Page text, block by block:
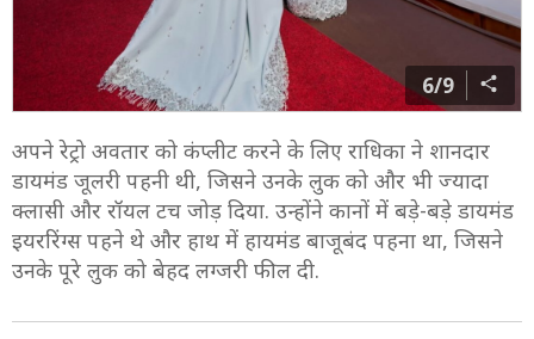
6/9
अपने रेट्रो अवतार को कंप्लीट करने के लिए राधिका ने शानदार
डायमंड जूलरी पहनी थी, जिसने उनके लुक को और भी ज्यादा
क्लासी और रॉयल टच जोड़ दिया. उन्होंने कानों में बड़े-बड़े डायमंड
इयररिंग्स पहने थे और हाथ में हायमंड बाजूबंद पहना था, जिसने
उनके पूरे लुक को बेहद लग्जरी फील दी.